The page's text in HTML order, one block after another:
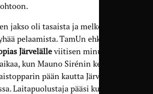
jakso oli tasaista ja melko
pelaamista. TamUn ehkä paras
Järvelälleviitisen minuuttia
kun Mauno Sirénin keskitys
pään kautta Järvelän
Laitapuolustaja pääsi kuitenkin